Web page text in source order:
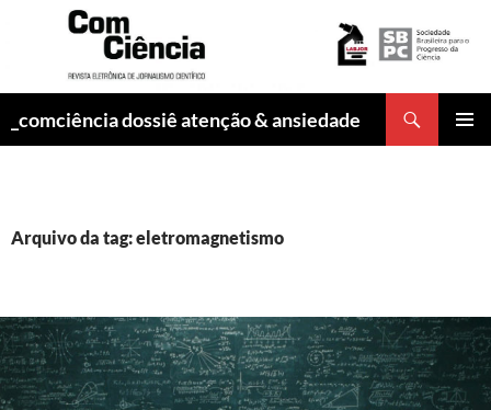
_comciência dossiê atenção & ansiedade
Arquivo da tag: eletromagnetismo